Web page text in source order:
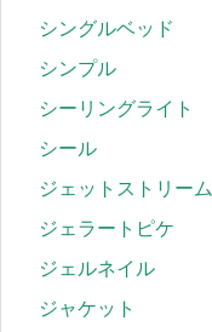
シングルベッド
シンプル
シーリングライト
シール
ジェットストリーム
ジェラートピケ
ジェルネイル
ジャケット